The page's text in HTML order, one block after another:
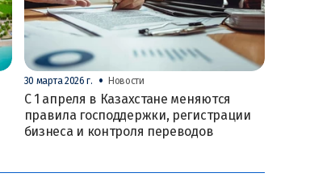
30 марта 2026 г. • Новости
С 1 апреля в Казахстане меняются
правила господдержки, регистрации
бизнеса и контроля переводов